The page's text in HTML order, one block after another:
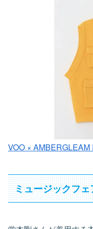
VOO ×
ミュージックフ